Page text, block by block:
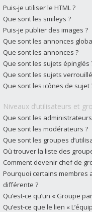
Puis-je utiliser le HTML ?
Que sont les smileys ?
Puis-je publier des images ?
Que sont les annonces
Que sont les annonces ?
Que sont les sujets épinglés
Que sont les sujets
Que sont les icônes de sujet
Niveaux d’utilisateurs et
Que sont les
Que sont les modérateurs ?
Que sont les groupes
Où trouver la liste des
Comment devenir chef de
Pourquoi certains membres
différente ?
Qu’est-ce qu’un « Groupe
Qu’est-ce que le lien «